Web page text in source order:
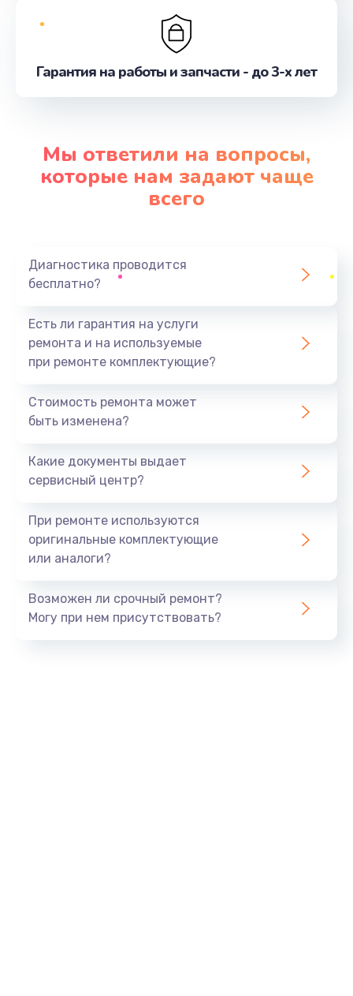
Гарантия на работы и запчасти - до 3-х лет
Мы ответили на вопросы,
которые нам задают чаще
всего
Диагностика проводится
бесплатно?
Есть ли гарантия на услуги
ремонта и на используемые
при ремонте комплектующие?
Стоимость ремонта может
быть изменена?
Какие документы выдает
сервисный центр?
При ремонте используются
оригинальные комплектующие
или аналоги?
Возможен ли срочный ремонт?
Могу при нем присутствовать?